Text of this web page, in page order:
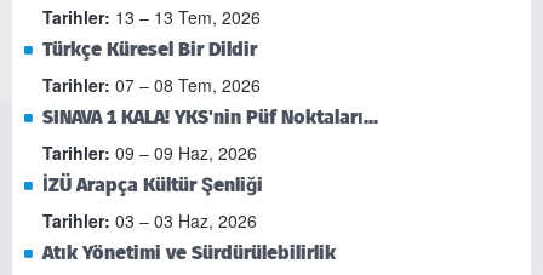
Tarihler: 13 – 13 Tem, 2026
Türkçe Küresel Bir Dildir
Tarihler: 07 – 08 Tem, 2026
SINAVA 1 KALA! YKS'nin Püf Noktaları...
Tarihler: 09 – 09 Haz, 2026
İZÜ Arapça Kültür Şenliği
Tarihler: 03 – 03 Haz, 2026
Atık Yönetimi ve Sürdürülebilirlik